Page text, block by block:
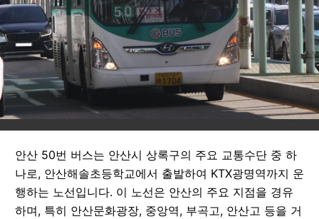
안산 50번 버스는 안산시 상록구의 주요 교통수단 중 하
나로, 안산해솔초등학교에서 출발하여 KTX광명역까지 운
행하는 노선입니다. 이 노선은 안산의 주요 지점을 경유
하며, 특히 안산문화광장, 중앙역, 부곡고, 안산고 등을 거